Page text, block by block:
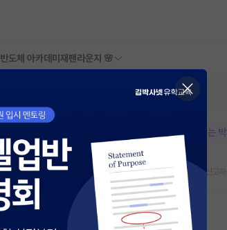
반도체 아카데미 재팬라운지 🌸
본문이 수정되지 않는
스크랩 신고